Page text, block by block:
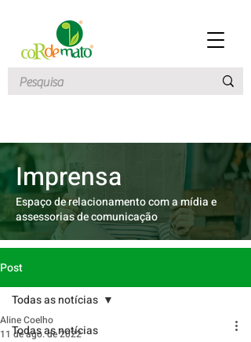
Imprensa
Espaço de relacionamento com a mídia e
assessorias de comunicação
Post
Todas as notícias
Todas as notícias
Aline Coelho
11 de ago. de 2022